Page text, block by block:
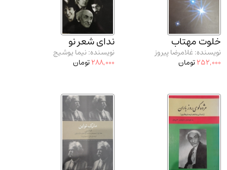
خلوت مهتاب
نویسنده: غلامرضا پیروز
252,000تومان
ندای شعر نو
نویسنده: نیما یوشیج
288,000تومان